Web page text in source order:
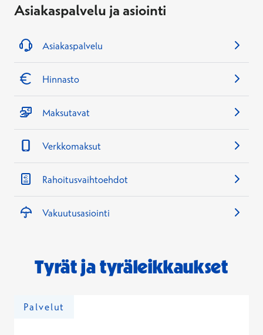
Asiakaspalvelu ja asiointi
Asiakaspalvelu
Hinnasto
Maksutavat
Verkkomaksut
Rahoitusvaihtoehdot
Vakuutusasiointi
Tyrät ja tyräleikkaukset
Palvelut